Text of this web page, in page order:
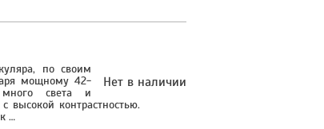
Нет в наличии
по своим
мощному 42-
много света и
высокой контрастностью.
…